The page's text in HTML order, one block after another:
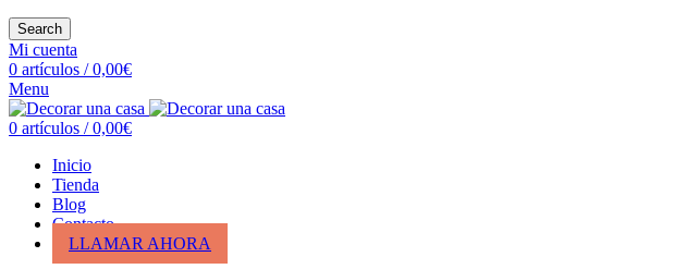
Search
Mi cuenta
0 artículos / 0,00€
Menu
0 artículos / 0,00€
Inicio
Tienda
Blog
Contacto
LLAMAR AHORA